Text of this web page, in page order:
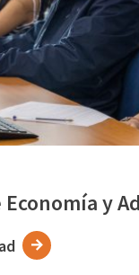
Economía y